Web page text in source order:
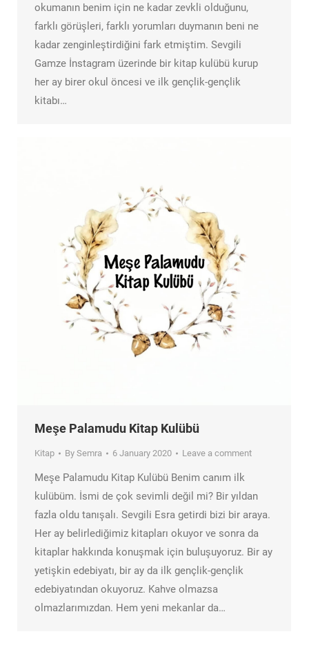
okumanın benim için ne kadar zevkli olduğunu,
farklı görüşleri, farklı yorumları duymanın beni ne
kadar zenginleştirdiğini fark etmiştim. Sevgili
Gamze İnstagram üzerinde bir kitap kulübü kurup
her ay birer okul öncesi ve ilk gençlik-gençlik
kitabı…
Meşe Palamudu Kitap Kulübü
Kitap By Semra 6 January 2020 Leave a comment
Meşe Palamudu Kitap Kulübü Benim canım ilk
kulübüm. İsmi de çok sevimli değil mi? Bir yıldan
fazla oldu tanışalı. Sevgili Esra getirdi bizi bir araya.
Her ay belirlediğimiz kitapları okuyor ve sonra da
kitaplar hakkında konuşmak için buluşuyoruz. Bir ay
yetişkin edebiyatı, bir ay da ilk gençlik-gençlik
edebiyatından okuyoruz. Kahve olmazsa
olmazlarımızdan. Hem yeni mekanlar da…